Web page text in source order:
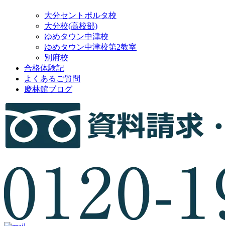
大分セントポルタ校
大分校(高校部)
ゆめタウン中津校
ゆめタウン中津校第2教室
別府校
合格体験記
よくあるご質問
慶林館ブログ